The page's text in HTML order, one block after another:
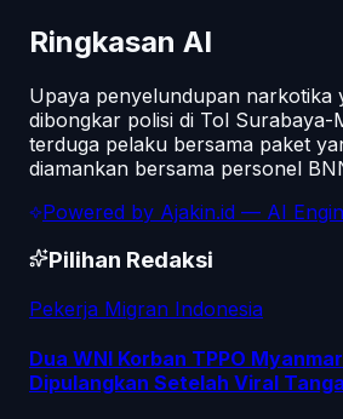
Ringkasan AI
Upaya penyelundupan narkotika
dibongkar polisi di Tol Surabaya-
terduga pelaku bersama paket
diamankan bersama personel
Powered by Ajakin.id — AI
Pilihan Redaksi
Pekerja Migran Indonesia
Dua WNI Korban TPPO
Dipulangkan Setelah Viral